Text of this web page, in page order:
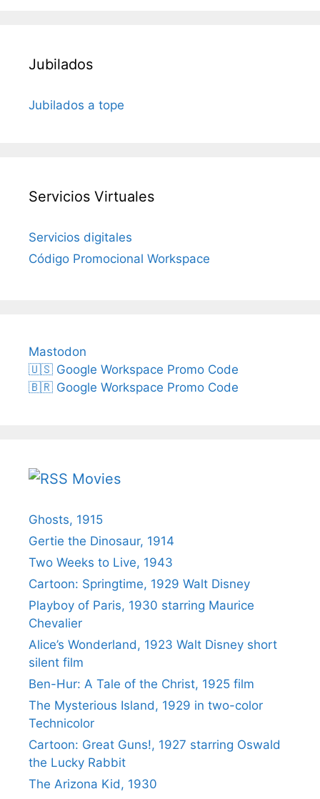
Jubilados
Jubilados a tope
Servicios Virtuales
Servicios digitales
Código Promocional Workspace
Mastodon
🇺🇸 Google Workspace Promo Code
🇧🇷 Google Workspace Promo Code
Movies
Ghosts, 1915
Gertie the Dinosaur, 1914
Two Weeks to Live, 1943
Cartoon: Springtime, 1929 Walt Disney
Playboy of Paris, 1930 starring Maurice
Chevalier
Alice’s Wonderland, 1923 Walt Disney short
silent film
Ben-Hur: A Tale of the Christ, 1925 film
The Mysterious Island, 1929 in two-color
Technicolor
Cartoon: Great Guns!, 1927 starring Oswald
the Lucky Rabbit
The Arizona Kid, 1930